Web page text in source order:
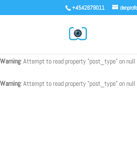
Warning: Attempt to read property "post_type" on
: Attempt to read property "post_type" on null
Warning: Attempt to read property "post_type" on null
Warning: Attempt to read property "post_type" on null
+4542679011